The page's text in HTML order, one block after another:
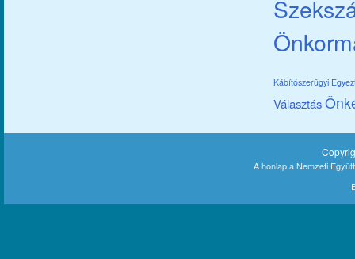
Kábítószerügyi
Választás
A honlap a Nemzeti